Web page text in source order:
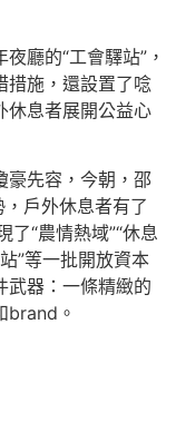
廳的“工會驛站”，
措施，還設置了唸
休息者展開公益心
豪先容，今朝，邵
戶外休息者有了
了“農情熱域”“休息
”等一批開放資本
武器：一條精緻的
brand。